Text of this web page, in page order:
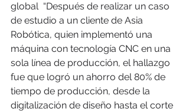
global  “Después de realizar un caso
de estudio a un cliente de Asia
Robótica, quien implementó una
máquina con tecnología CNC en una
sola línea de producción, el hallazgo
fue que logró un ahorro del 80% de
tiempo de producción, desde la
digitalización de diseño hasta el corte